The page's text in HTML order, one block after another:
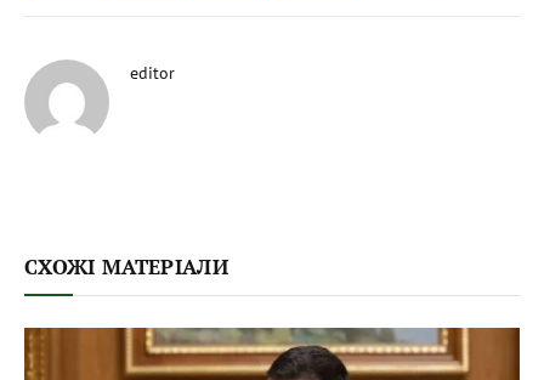
editor
СХОЖІ МАТЕРІАЛИ